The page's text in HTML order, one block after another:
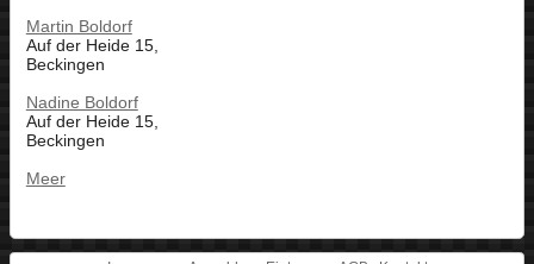
Martin Boldorf
Auf der Heide 15,
Beckingen
Nadine Boldorf
Auf der Heide 15,
Beckingen
Meer